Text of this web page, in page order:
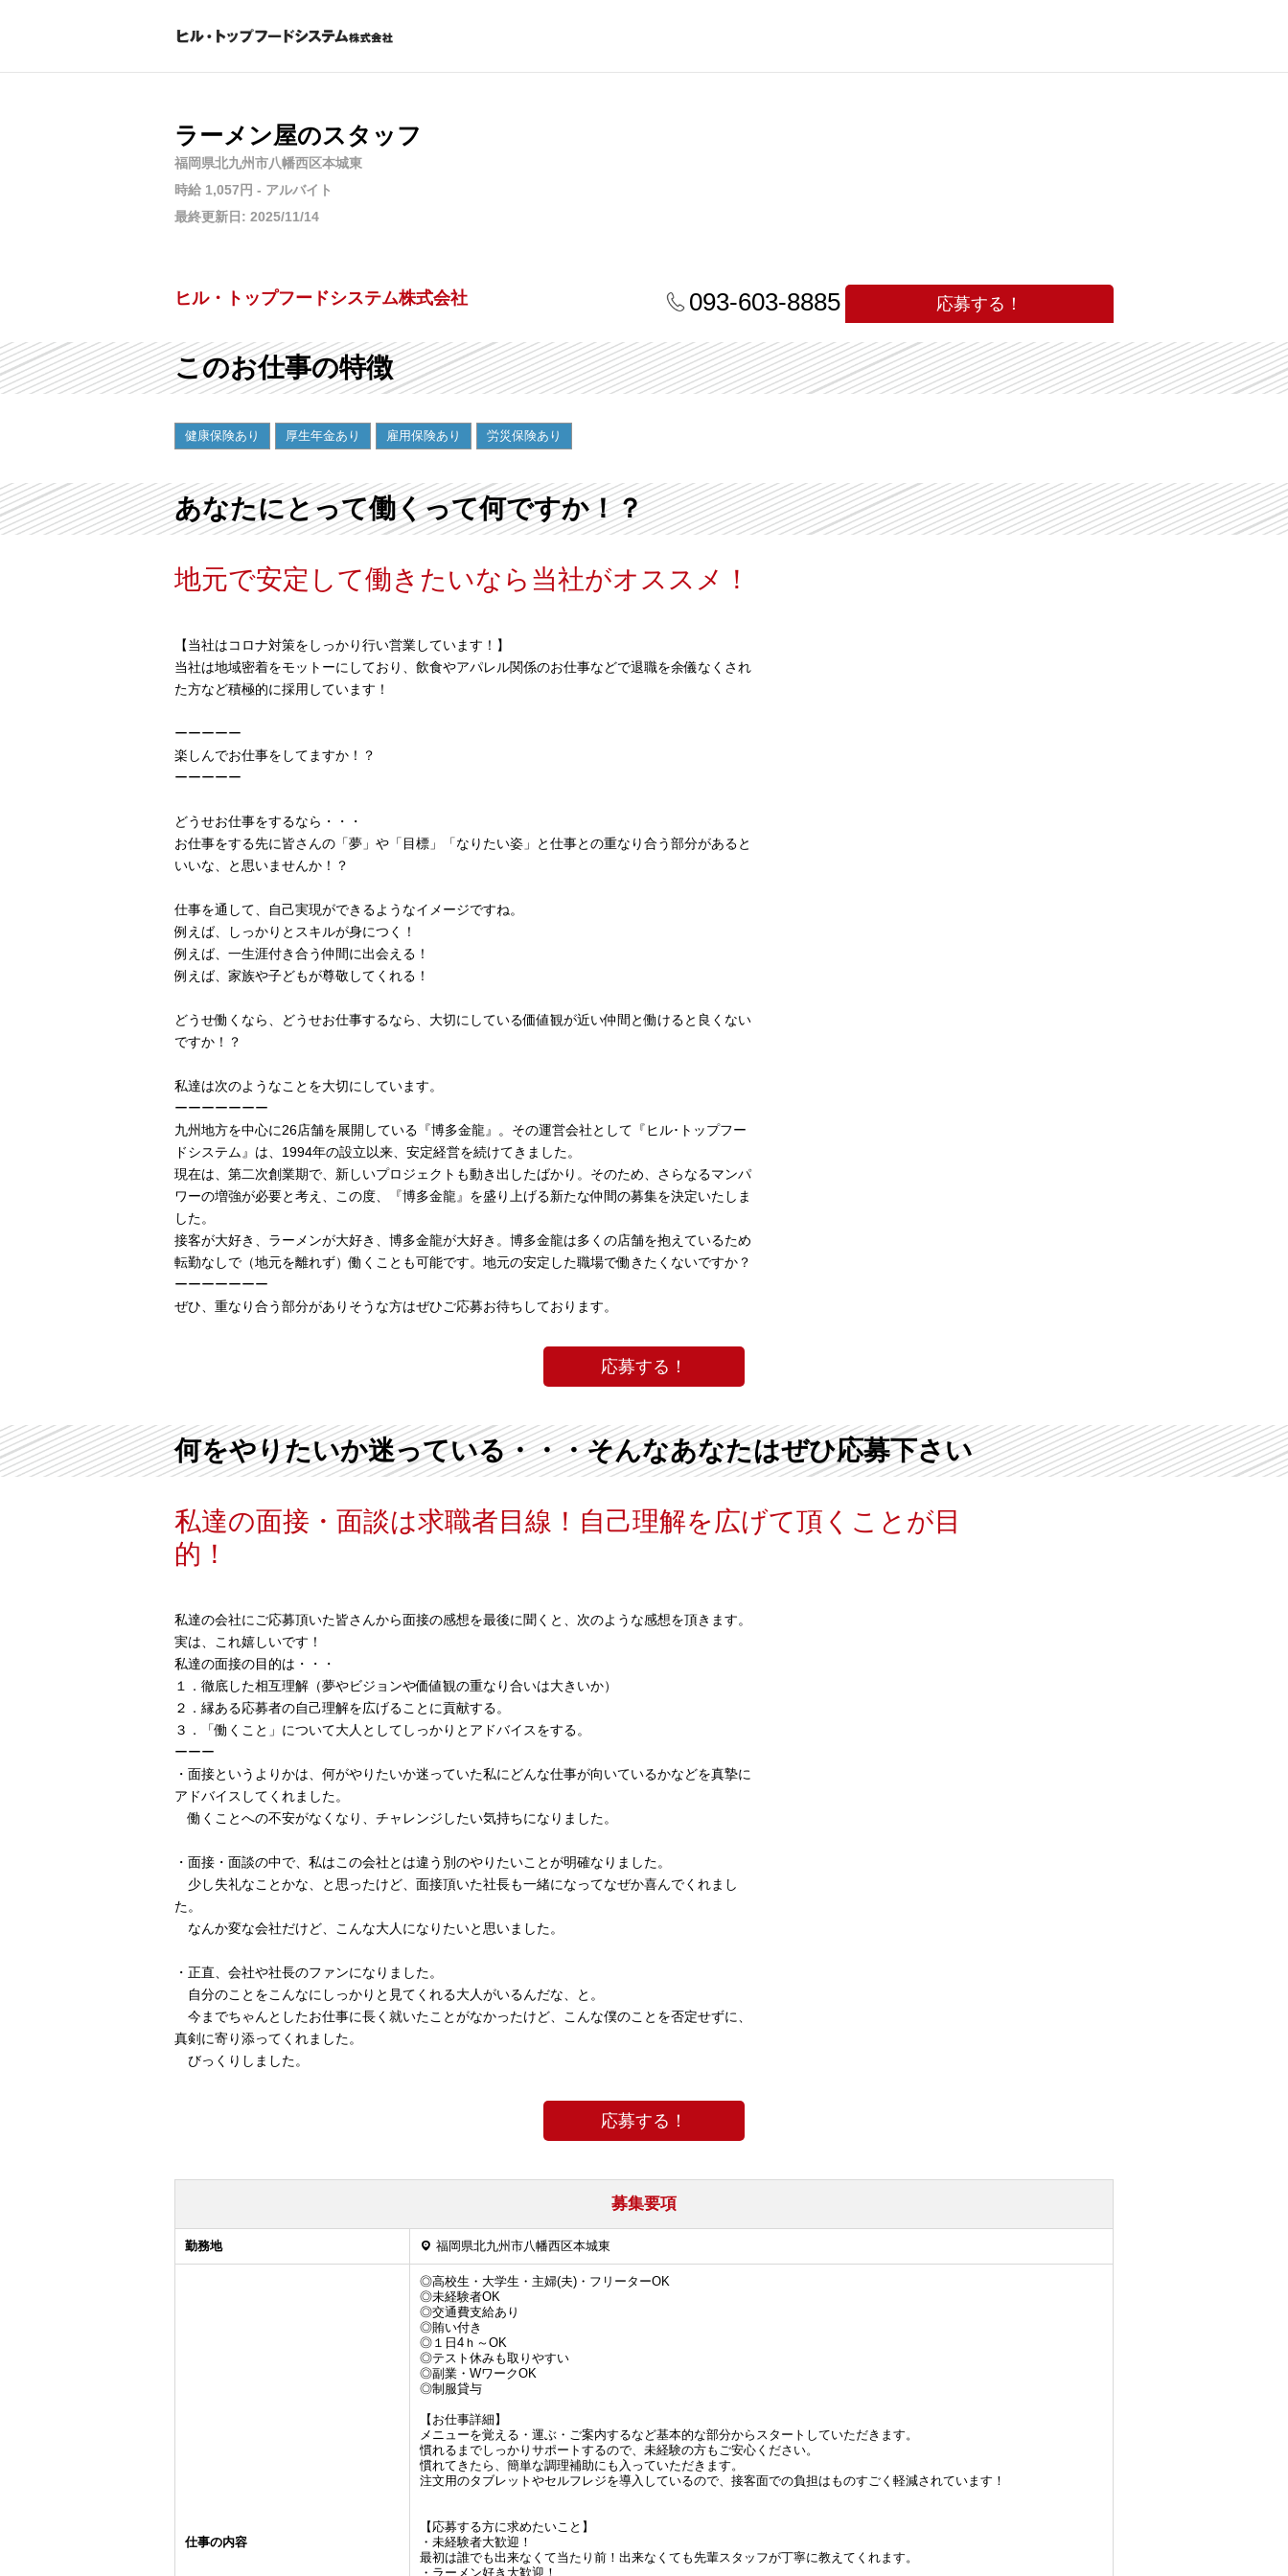
ラーメン屋のスタッフ
福岡県北九州市八幡西区本城東
時給 1,057円 - アルバイト
最終更新日: 2025/11/14
ヒル・トップフードシステム株式会社 093-603-8885 応募する！
このお仕事の特徴
健康保険あり 厚生年金あり 雇用保険あり 労災保険あり
あなたにとって働くって何ですか！？
地元で安定して働きたいなら当社がオススメ！
【当社はコロナ対策をしっかり行い営業しています！】
当社は地域密着をモットーにしており、飲食やアパレル関係のお仕事などで退職を余儀なくされ
た方など積極的に採用しています！
ーーーーー
楽しんでお仕事をしてますか！？
ーーーーー
どうせお仕事をするなら・・・
お仕事をする先に皆さんの「夢」や「目標」「なりたい姿」と仕事との重なり合う部分があると
いいな、と思いませんか！？
仕事を通して、自己実現ができるようなイメージですね。
例えば、しっかりとスキルが身につく！
例えば、一生涯付き合う仲間に出会える！
例えば、家族や子どもが尊敬してくれる！
どうせ働くなら、どうせお仕事するなら、大切にしている価値観が近い仲間と働けると良くない
ですか！？
私達は次のようなことを大切にしています。
ーーーーーーー
九州地方を中心に26店舗を展開している『博多金龍』。その運営会社として『ヒル･トップフー
ドシステム』は、1994年の設立以来、安定経営を続けてきました。
現在は、第二次創業期で、新しいプロジェクトも動き出したばかり。そのため、さらなるマンパ
ワーの増強が必要と考え、この度、『博多金龍』を盛り上げる新たな仲間の募集を決定いたしま
した。
接客が大好き、ラーメンが大好き、博多金龍が大好き。博多金龍は多くの店舗を抱えているため
転勤なしで（地元を離れず）働くことも可能です。地元の安定した職場で働きたくないですか？
ーーーーーーー
ぜひ、重なり合う部分がありそうな方はぜひご応募お待ちしております。
応募する！
何をやりたいか迷っている・・・そんなあなたはぜひ応募下さい
私達の面接・面談は求職者目線！自己理解を広げて頂くことが目
的！
私達の会社にご応募頂いた皆さんから面接の感想を最後に聞くと、次のような感想を頂きます。
実は、これ嬉しいです！
私達の面接の目的は・・・
１．徹底した相互理解（夢やビジョンや価値観の重なり合いは大きいか）
２．縁ある応募者の自己理解を広げることに貢献する。
３．「働くこと」について大人としてしっかりとアドバイスをする。
ーーー
・面接というよりかは、何がやりたいか迷っていた私にどんな仕事が向いているかなどを真摯に
アドバイスしてくれました。
働くことへの不安がなくなり、チャレンジしたい気持ちになりました。
・面接・面談の中で、私はこの会社とは違う別のやりたいことが明確なりました。
少し失礼なことかな、と思ったけど、面接頂いた社長も一緒になってなぜか喜んでくれまし
た。
なんか変な会社だけど、こんな大人になりたいと思いました。
・正直、会社や社長のファンになりました。
自分のことをこんなにしっかりと見てくれる大人がいるんだな、と。
今までちゃんとしたお仕事に長く就いたことがなかったけど、こんな僕のことを否定せずに、
真剣に寄り添ってくれました。
びっくりしました。
応募する！
募集要項
勤務地 福岡県北九州市八幡西区本城東
仕事の内容
◎高校生・大学生・主婦(夫)・フリーターOK
◎未経験者OK
◎交通費支給あり
◎賄い付き
◎１日4ｈ～OK
◎テスト休みも取りやすい
◎副業・WワークOK
◎制服貸与
【お仕事詳細】
メニューを覚える・運ぶ・ご案内するなど基本的な部分からスタートしていただきます。
慣れるまでしっかりサポートするので、未経験の方もご安心ください。
慣れてきたら、簡単な調理補助にも入っていただきます。
注文用のタブレットやセルフレジを導入しているので、接客面での負担はものすごく軽減されています！
【応募する方に求めたいこと】
・未経験者大歓迎！
最初は誰でも出来なくて当たり前！出来なくても先輩スタッフが丁寧に教えてくれます。
・ラーメン好き大歓迎！